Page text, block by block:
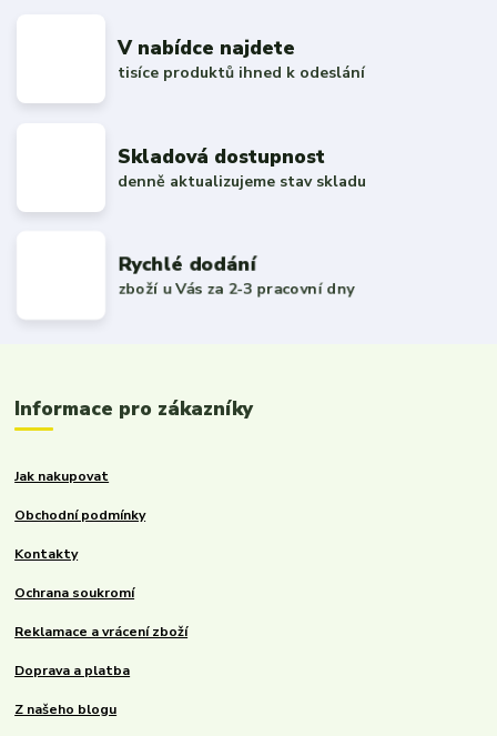
V nabídce najdete
tisíce produktů ihned k odeslání
Skladová dostupnost
denně aktualizujeme stav skladu
Rychlé dodání
zboží u Vás za 2-3 pracovní dny
Informace pro zákazníky
Jak nakupovat
Obchodní podmínky
Kontakty
Ochrana soukromí
Reklamace a vrácení zboží
Doprava a platba
Z našeho blogu